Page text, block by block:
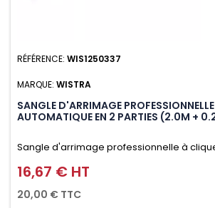
RÉFÉRENCE: WIS1250337
MARQUE: WISTRA
SANGLE D'ARRIMAGE
AUTOMATIQUE EN 2 PARTIES (2.0M +
Sangle d'arrimage professionnelle à
avec crochet deux doigts soudés en J en 2
0.2M / 125daN), simple et rapide
Prix
16,67 € HT
20,00 € TTC